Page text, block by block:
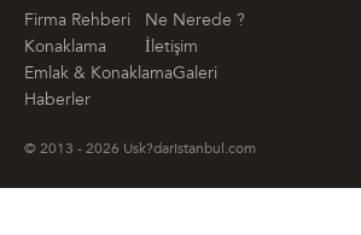
Firma Rehberi
Ne Nerede ?
Konaklama
İletişim
Emlak & KonaklamaGaleri
Haberler
© 2013 - 2026 Usk?darIstanbul.com